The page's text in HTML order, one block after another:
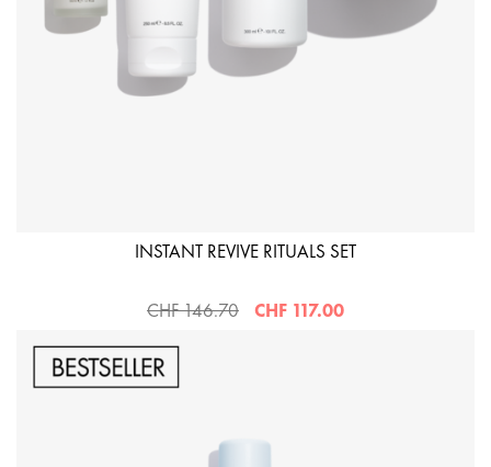
INSTANT REVIVE RITUALS SET
CHF 146.70 CHF 117.00